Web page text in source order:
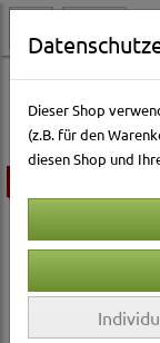
Katzenwelt
Dieser Shop
(z.B. für den
diesen Shop und